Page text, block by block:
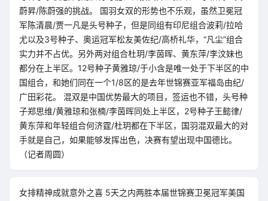
蔚昇/陈蔚强的挑战。 国羽女双的形势也不乐观，虽然卫冕冠
军陈清晨/贾一凡是头号种子，但是同组有印尼组合波莉/拉哈
尤以及3号种子、奥运冠军松友美佐纪/高桥礼华，“凡尘”组合
实力并不占优。另外两对组合杜玥/李茵晖、黄东萍/李汶妹也
都分在上半区。12号种子黄雅琼/于小含是唯一处于下半区的中
国组合，和她们同在一个1/8区的是去年世锦赛亚军福岛由纪/
广田彩花。 混双是中国优势最大的项目，签运也不错，头号种
子郑思维/黄雅琼和张楠/李茵晖同处上半区，2号种子王懿律/
黄东萍和年轻组合何济霆/杜玥都在下半区，国羽混双最大的对
手就是自己，如果能够发挥出色，决赛有望出现中国德比。
（记者周圆）
女排精神成就意外之喜 5天之内两胜本届世锦赛卫冕冠军美国